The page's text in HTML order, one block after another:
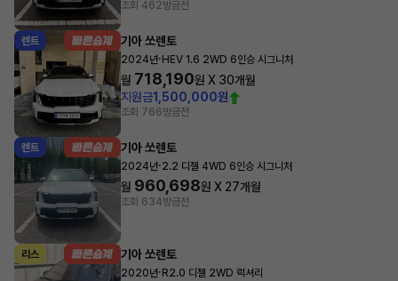
조회 462방금전
렌트 기아 쏘렌토
2024년· HEV 1.6 2WD 6인승 시그니처
월 718,190원 X 30개월
지원금1,500,000원
조회 766방금전
렌트 기아 쏘렌토
2024년·2.2 디젤 4WD 6인승 시그니처
월 960,698원 X 27개월
조회 634방금전
리스 기아 쏘렌토
2020년· R2.0 디젤 2WD 럭셔리